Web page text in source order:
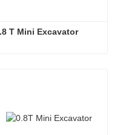
T Mini Excavator